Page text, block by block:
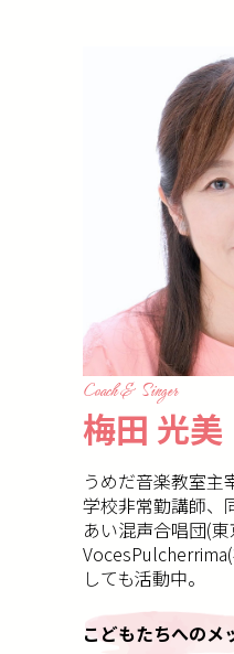
Coach & Singer
梅田 光美
うめだ音楽教室主
学校非常勤講師、
あい混声合唱団(東
しても活動中。
こどもたちへのメ